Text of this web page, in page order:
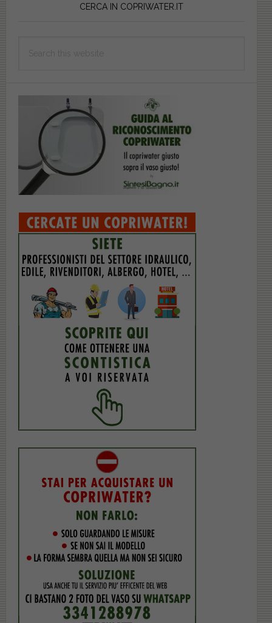
CERCA IN COPRIWATER.IT